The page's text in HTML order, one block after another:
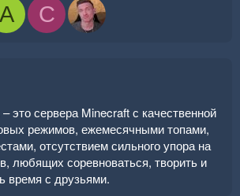
A C
это сервера Minecraft с качественной
режимов, ежемесячными топами,
отсутствием сильного упора на
любящих соревноваться, творить и
время с друзьями.